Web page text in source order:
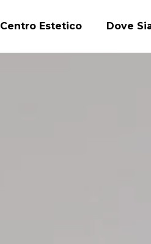
Centro Estetico Dove